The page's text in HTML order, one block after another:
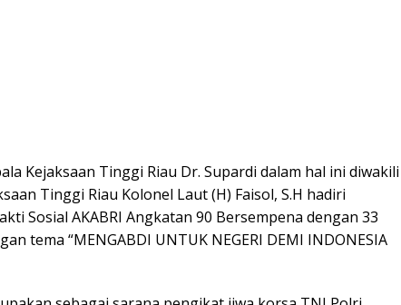
Kejaksaan Tinggi Riau Dr. Supardi dalam hal ini diwakili
Tinggi Riau Kolonel Laut (H) Faisol, S.H hadiri
Sosial AKABRI Angkatan 90 Bersempena dengan 33
tema “MENGABDI UNTUK NEGERI DEMI INDONESIA